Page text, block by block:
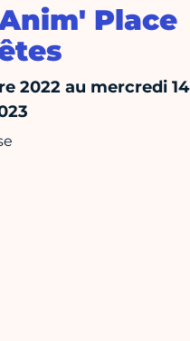
Place
2022 au mercredi 14